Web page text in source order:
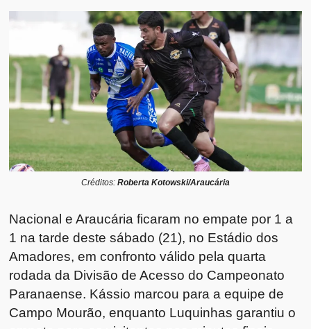
Créditos: Roberta Kotowski/Araucária
Nacional e Araucária ficaram no empate por 1 a
1 na tarde deste sábado (21), no Estádio dos
Amadores, em confronto válido pela quarta
rodada da Divisão de Acesso do Campeonato
Paranaense. Kássio marcou para a equipe de
Campo Mourão, enquanto Luquinhas garantiu o